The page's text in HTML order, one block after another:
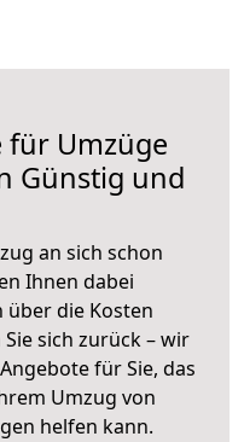
für Umzüge
Günstig und
an sich schon
Ihnen dabei
über die Kosten
sich zurück – wir
für Sie, das
Umzug von
helfen kann.